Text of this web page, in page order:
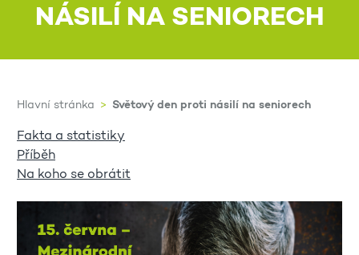
NÁSILÍ NA SENIORECH
Hlavní stránka Světový den proti násilí na seniorech
Fakta a statistiky
Příběh
Na koho se obrátit